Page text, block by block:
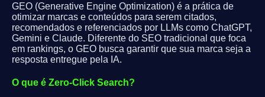
GEO (Generative Engine Optimization) é a prática de
otimizar marcas e conteúdos para serem citados,
recomendados e referenciados por LLMs como ChatGPT,
Gemini e Claude. Diferente do SEO tradicional que foca
em rankings, o GEO busca garantir que sua marca seja a
resposta entregue pela IA.
O que é Zero-Click Search?